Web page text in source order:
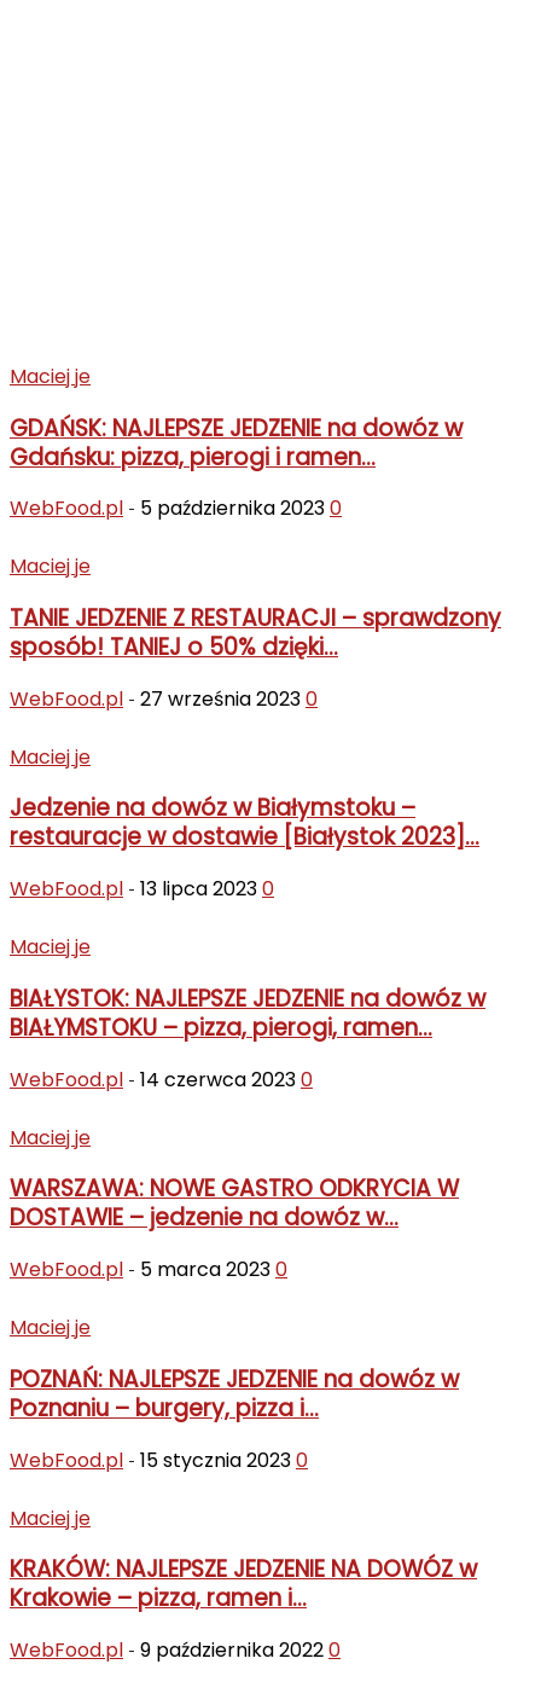
Maciej je
GDAŃSK: NAJLEPSZE JEDZENIE na dowóz w
Gdańsku: pizza, pierogi i ramen...
WebFood.pl - 5 października 20230
Maciej je
TANIE JEDZENIE Z RESTAURACJI – sprawdzony
sposób! TANIEJ o 50% dzięki...
WebFood.pl - 27 września 20230
Maciej je
Jedzenie na dowóz w Białymstoku –
restauracje w dostawie [Białystok 2023]...
WebFood.pl - 13 lipca 20230
Maciej je
BIAŁYSTOK: NAJLEPSZE JEDZENIE na dowóz w
BIAŁYMSTOKU – pizza, pierogi, ramen...
WebFood.pl - 14 czerwca 20230
Maciej je
WARSZAWA: NOWE GASTRO ODKRYCIA W
DOSTAWIE – jedzenie na dowóz w...
WebFood.pl - 5 marca 20230
Maciej je
POZNAŃ: NAJLEPSZE JEDZENIE na dowóz w
Poznaniu – burgery, pizza i...
WebFood.pl - 15 stycznia 20230
Maciej je
KRAKÓW: NAJLEPSZE JEDZENIE NA DOWÓZ w
Krakowie – pizza, ramen i...
WebFood.pl - 9 października 20220